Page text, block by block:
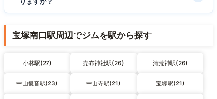
宝塚南口駅周辺でジムを駅から探す
小林駅(27) 売布神社駅(26) 清荒神駅(26)
中山観音駅(23) 中山寺駅(21) 宝塚駅(21)